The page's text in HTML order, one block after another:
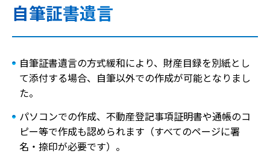
自筆証書遺言
自筆証書遺言の方式緩和により、財産目録を別紙とし
て添付する場合、自筆以外での作成が可能となりまし
た。
パソコンでの作成、不動産登記事項証明書や通帳のコ
ピー等で作成も認められます（すべてのページに署
名・捺印が必要です）。